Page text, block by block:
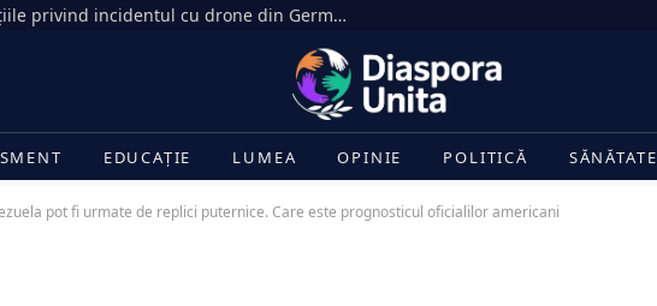
Rusia respinge acuzațiile privind incidentul cu drone din Germania: Isterie rusofobă
EDUCAȚIE LUMEA OPINIE POLITICĂ SĂNĂTATE
pot fi urmate de replici puternice. Care este prognosticul oficialilor americani